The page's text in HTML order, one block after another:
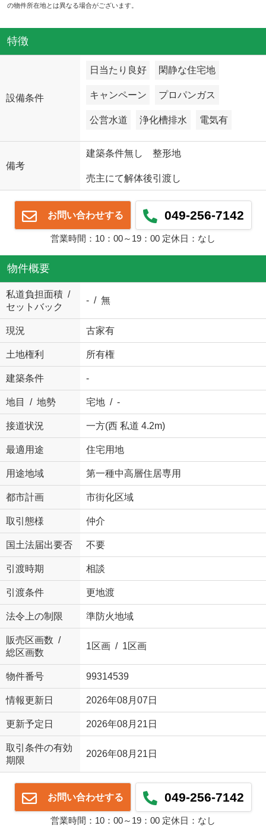
の物件所在地とは異なる場合がございます。
特徴
設備条件
日当たり良好 閑静な住宅地
キャンペーン プロパンガス
公営水道 浄化槽排水 電気有
備考
建築条件無し 整形地
売主にて解体後引渡し
お問い合わせする 049-256-7142
営業時間：10：00～19：00 定休日：なし
物件概要
私道負担面積 /
セットバック
- / 無
現況 古家有
土地権利 所有権
建築条件 -
地目 / 地勢 宅地 / -
接道状況 一方(西 私道 4.2m)
最適用途 住宅用地
用途地域 第一種中高層住居専用
都市計画 市街化区域
取引態様 仲介
国土法届出要否 不要
引渡時期 相談
引渡条件 更地渡
法令上の制限 準防火地域
販売区画数 /
総区画数
1区画 / 1区画
物件番号 99314539
情報更新日 2026年08月07日
更新予定日 2026年08月21日
取引条件の有効
期限
2026年08月21日
お問い合わせする 049-256-7142
営業時間：10：00～19：00 定休日：なし